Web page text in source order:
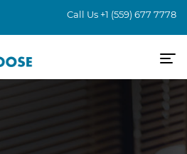
Call Us +1 (559) 677 7778